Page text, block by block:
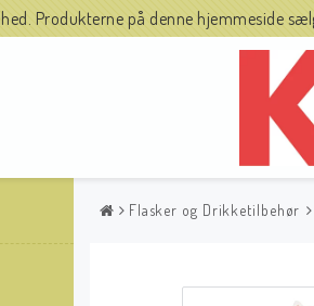
Produkterne på denne hjemmeside
Flasker og Drikketilbehør